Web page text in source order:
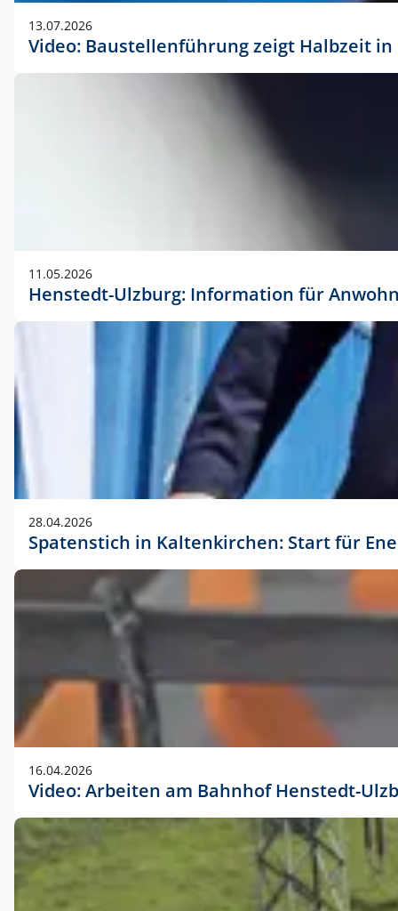
13.07.2026
Video: Baustellenführung zeigt Halbzeit
11.05.2026
Henstedt-Ulzburg: Information für
28.04.2026
Spatenstich in Kaltenkirchen: Start für
16.04.2026
Video: Arbeiten am Bahnhof Henstedt-